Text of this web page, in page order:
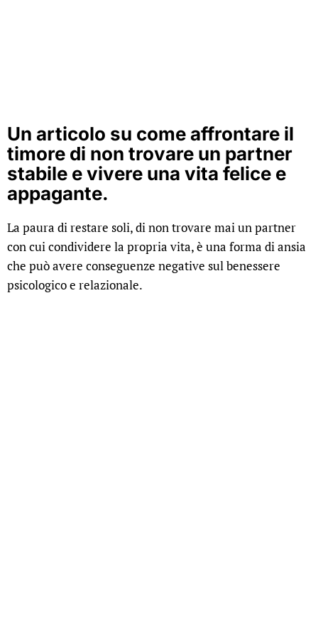
Un articolo su come affrontare il
timore di non trovare un partner
stabile e vivere una vita felice e
appagante.
La paura di restare soli, di non trovare mai un partner
con cui condividere la propria vita, è una forma di ansia
che può avere conseguenze negative sul benessere
psicologico e relazionale.